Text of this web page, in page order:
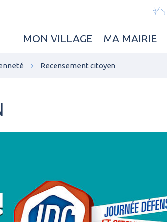
MON VILLAGE MA MAIRIE
Recensement citoyen